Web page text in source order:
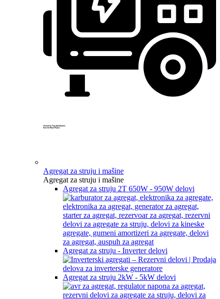
Created by Yogi Aprelliyanto
from the Noun Project
Agregat za struju i mašine
Agregat za struju i mašine
Agregat za struju 2T 650W - 950W delovi
Agregat za struju - Inverter delovi
Agregat za struju 2kW - 5kW delovi